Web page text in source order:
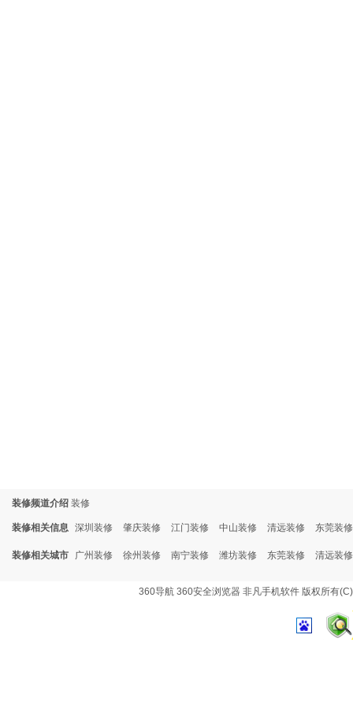
装修频道介绍 装修
装修相关信息 深圳装修 肇庆装修 江门装修 中山装修 清远装修 东莞装修
装修相关城市 广州装修 徐州装修 南宁装修 潍坊装修 东莞装修 清远装修
360导航 360安全浏览器 非凡手机软件 版权所有